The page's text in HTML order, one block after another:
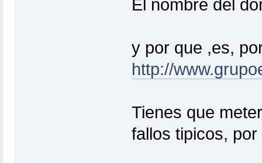
El nombre del
y por que ,es,
http://
Tienes que
fallos tipicos, por